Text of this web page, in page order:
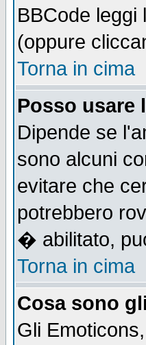
BBCode leggi
(oppure
Torna in cima
Posso usare
Dipende se
sono alcuni
evitare che
potrebbero
� abilitato,
Torna in cima
Cosa sono
Gli